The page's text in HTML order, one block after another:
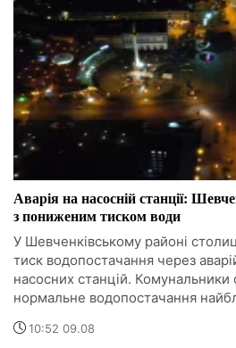
Аварія на насосній станції:
з пониженим тиском води
У Шевченківському районі
тиск водопостачання через
насосних станцій. Комунальники
нормальне водопостачання
10:52 09.08